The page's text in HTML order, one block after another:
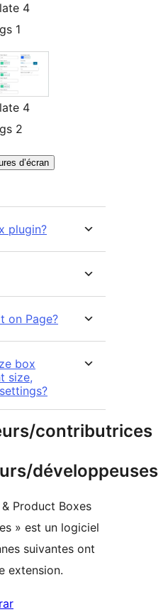
4
1
4
2
d’écran
plugin?
on Page?
box
size,
contributrices
développeuses
Product Boxes
» est un logiciel
suivantes ont
extension.